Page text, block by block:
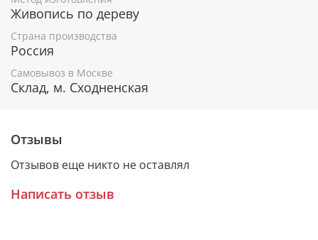
Защищает дом от людей со злыми помыслами.
Гарантия подлинности
расписана вся информация об иконе:
Имя художника,
Материалы, из которых она изготовлена,
Гарантия соответствия канонам Православной
Церкви.
Живопись по дереву
Страна производства
Россия
Самовывоз в Москве
Склад, м. Сходненская
Отзывы
Отзывов еще никто не оставлял
Написать отзыв